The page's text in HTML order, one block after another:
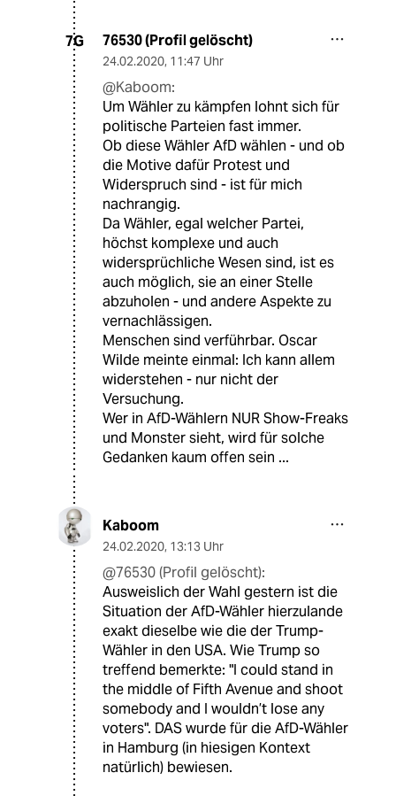
7G 76530 (Profil gelöscht)
24.02.2020, 11:47 Uhr
@Kaboom:
Um Wähler zu kämpfen lohnt sich für
politische Parteien fast immer.
Ob diese Wähler AfD wählen - und ob
die Motive dafür Protest und
Widerspruch sind - ist für mich
nachrangig.
Da Wähler, egal welcher Partei,
höchst komplexe und auch
widersprüchliche Wesen sind, ist es
auch möglich, sie an einer Stelle
abzuholen - und andere Aspekte zu
vernachlässigen.
Menschen sind verführbar. Oscar
Wilde meinte einmal: Ich kann allem
widerstehen - nur nicht der
Versuchung.
Wer in AfD-Wählern NUR Show-Freaks
und Monster sieht, wird für solche
Gedanken kaum offen sein ...
Kaboom
24.02.2020, 13:13 Uhr
@76530 (Profil gelöscht):
Ausweislich der Wahl gestern ist die
Situation der AfD-Wähler hierzulande
exakt dieselbe wie die der Trump-
Wähler in den USA. Wie Trump so
treffend bemerkte: "I could stand in
the middle of Fifth Avenue and shoot
somebody and I wouldn’t lose any
voters". DAS wurde für die AfD-Wähler
in Hamburg (in hiesigen Kontext
natürlich) bewiesen.